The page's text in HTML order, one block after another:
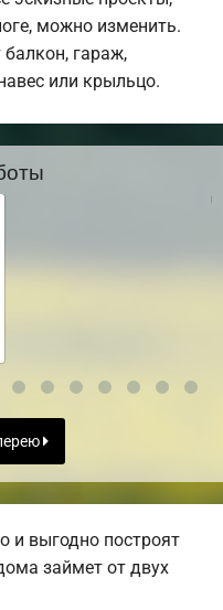
можно изменить.
гараж,
или крыльцо.
и выгодно построят
займет от двух